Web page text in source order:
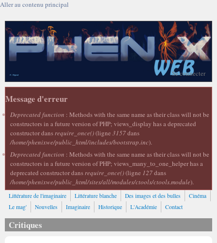
Aller au contenu principal
Se connecter
Message d'erreur
Deprecated function : Methods with the same name as their class will not be
constructors in a future version of PHP; views_display has a deprecated
constructor dansrequire_once()(ligne 3157dans
/home/phenixwe/public_html/includes/bootstrap.inc).
Deprecated function : Methods with the same name as their class will not be
constructors in a future version of PHP; views_many_to_one_helper has a
deprecated constructor dansrequire_once()(ligne 127dans
/home/phenixwe/public_html/sites/all/modules/ctools/ctools.module).
Littérature de l'imaginaire Littérature blanche Des images et des bulles
Cinéma
Le mag'
Nouvelles Imaginaire Historique L'Académie Contact
Critiques